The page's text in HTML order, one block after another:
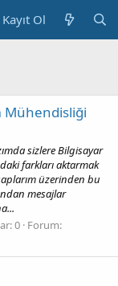
Kayıt Ol
Mühendisliği
sizlere Bilgisayar
farkları aktarmak
üzerinden bu
mesajlar
0 Forum: